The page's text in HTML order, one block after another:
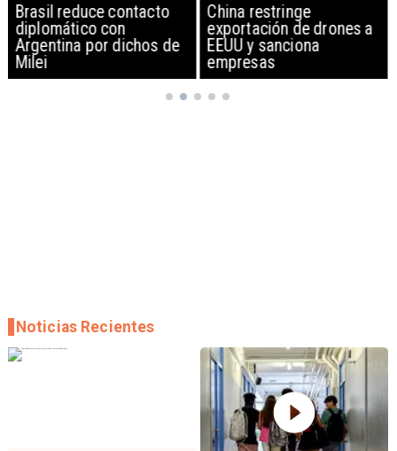
Brasil reduce contacto
diplomático con
Argentina por dichos de
Milei
China restringe
exportación de drones a
EEUU y sanciona
empresas
Noticias Recientes